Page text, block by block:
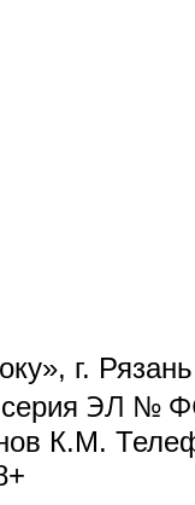
г.
ЭЛ №
К.М.
e-mail)